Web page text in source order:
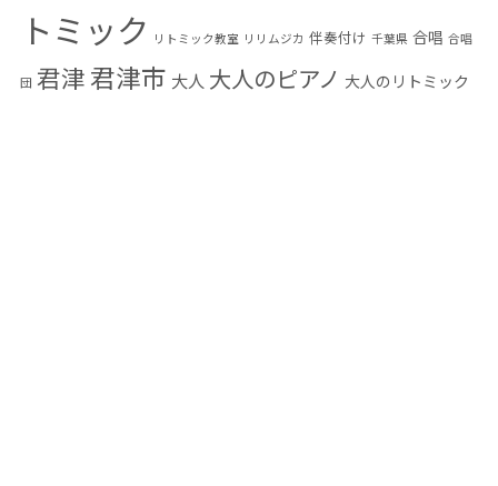
トミック リトミック教室 リリムジカ 伴奏付け 千葉県 合唱 合唱
団 君津君津市 大人 大人のピアノ 大人のリトミック